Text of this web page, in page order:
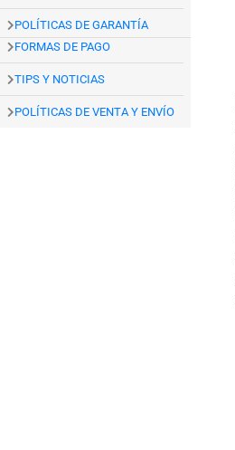
POLÍTICAS DE GARANTÍA
FORMAS DE PAGO
TIPS Y NOTICIAS
POLÍTICAS DE VENTA Y ENVÍO